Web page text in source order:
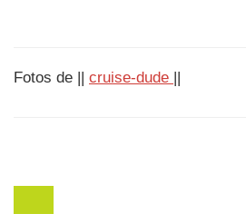
Fotos de || cruise-dude ||